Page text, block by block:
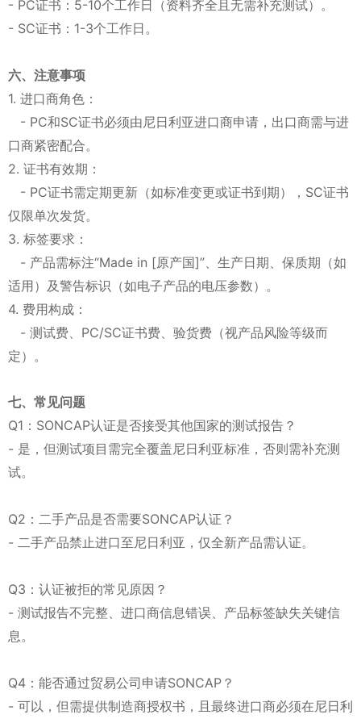
- PC证书：5-10个工作日（资料齐全且无需补充测试）。
- SC证书：1-3个工作日。
六、注意事项
1. 进口商角色：
- PC和SC证书必须由尼日利亚进口商申请，出口商需与进
口商紧密配合。
2. 证书有效期：
- PC证书需定期更新（如标准变更或证书到期），SC证书
仅限单次发货。
3. 标签要求：
- 产品需标注“Made in [原产国]”、生产日期、保质期（如
适用）及警告标识（如电子产品的电压参数）。
4. 费用构成：
- 测试费、PC/SC证书费、验货费（视产品风险等级而
定）。
七、常见问题
Q1：SONCAP认证是否接受其他国家的测试报告？
- 是，但测试项目需完全覆盖尼日利亚标准，否则需补充测
试。
Q2：二手产品是否需要SONCAP认证？
- 二手产品禁止进口至尼日利亚，仅全新产品需认证。
Q3：认证被拒的常见原因？
- 测试报告不完整、进口商信息错误、产品标签缺失关键信
息。
Q4：能否通过贸易公司申请SONCAP？
- 可以，但需提供制造商授权书，且最终进口商必须在尼日利